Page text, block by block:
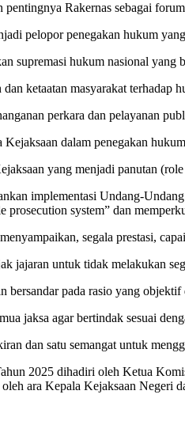
pentingnya Rakernas sebagai
pelopor penegakan hukum
supremasi hukum nasional yang
dan ketaatan masyarakat
perkara dan pelayanan
dalam penegakan
yang menjadi panutan
implementasi Undang-
prosecution system” dan
‎segala prestasi,
jajaran untuk tidak melakukan
bersandar pada rasio yang
jaksa agar bertindak sesuai
dan satu semangat untuk
2025 dihadiri oleh Ketua
ara Kepala Kejaksaan Negeri